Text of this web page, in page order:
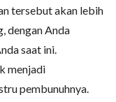
tersebut akan lebih
dengan Anda
saat ini.
menjadi
pembunuhnya.